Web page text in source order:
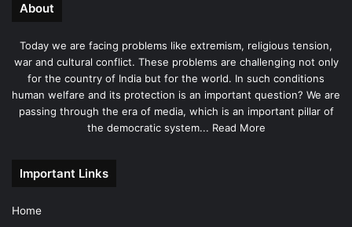
About
Today we are facing problems like extremism, religious tension,
war and cultural conflict. These problems are challenging not only
for the country of India but for the world. In such conditions
human welfare and its protection is an important question? We are
passing through the era of media, which is an important pillar of
the democratic system... Read More
Important Links
Home